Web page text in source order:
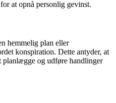
at opnå personlig gevinst.
hemmelig plan eller
konspiration. Dette antyder, at
planlægge og udføre handlinger